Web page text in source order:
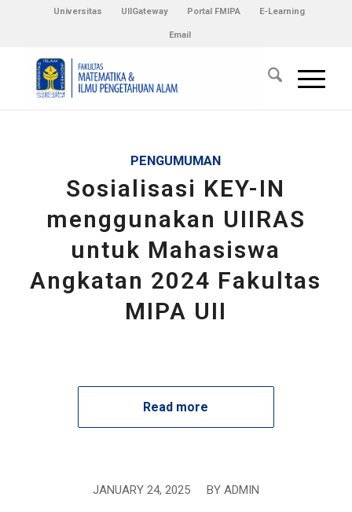
Universitas UIIGateway Portal FMIPA E-Learning
Email
PENGUMUMAN
Sosialisasi KEY-IN
menggunakan UIIRAS
untuk Mahasiswa
Angkatan 2024 Fakultas
MIPA UII
Read more
JANUARY 24, 2025
/ BY ADMIN